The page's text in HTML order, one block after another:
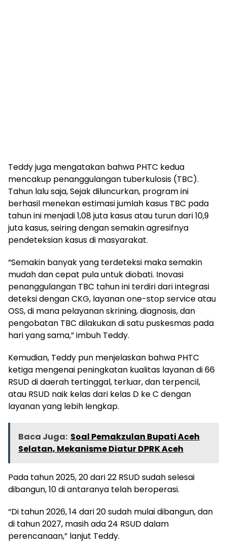
Teddy juga mengatakan bahwa PHTC kedua
mencakup penanggulangan tuberkulosis (TBC).
Tahun lalu saja, Sejak diluncurkan, program ini
berhasil menekan estimasi jumlah kasus TBC pada
tahun ini menjadi 1,08 juta kasus atau turun dari 10,9
juta kasus, seiring dengan semakin agresifnya
pendeteksian kasus di masyarakat.
“Semakin banyak yang terdeteksi maka semakin
mudah dan cepat pula untuk diobati. Inovasi
penanggulangan TBC tahun ini terdiri dari integrasi
deteksi dengan CKG, layanan one-stop service atau
OSS, di mana pelayanan skrining, diagnosis, dan
pengobatan TBC dilakukan di satu puskesmas pada
hari yang sama,” imbuh Teddy.
Kemudian, Teddy pun menjelaskan bahwa PHTC
ketiga mengenai peningkatan kualitas layanan di 66
RSUD di daerah tertinggal, terluar, dan terpencil,
atau RSUD naik kelas dari kelas D ke C dengan
layanan yang lebih lengkap.
Baca Juga: Soal Pemakzulan Bupati Aceh
Selatan, Mekanisme Diatur DPRK Aceh
Pada tahun 2025, 20 dari 22 RSUD sudah selesai
dibangun, 10 di antaranya telah beroperasi.
“Di tahun 2026, 14 dari 20 sudah mulai dibangun, dan
di tahun 2027, masih ada 24 RSUD dalam
perencanaan,” lanjut Teddy.